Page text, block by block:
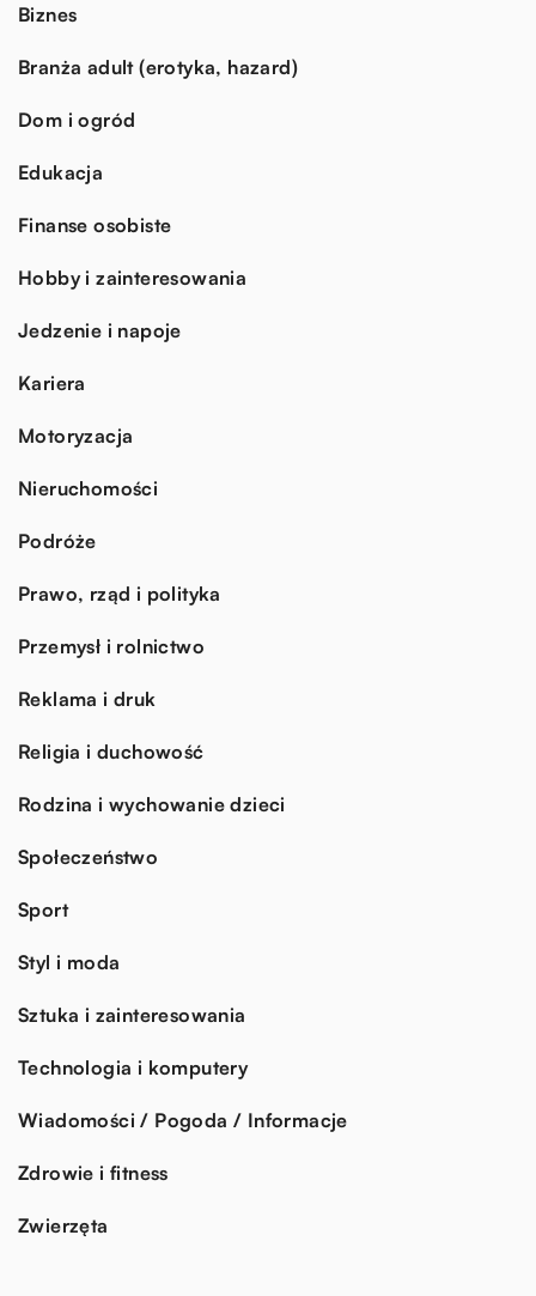
Biznes
Branża adult (erotyka, hazard)
Dom i ogród
Edukacja
Finanse osobiste
Hobby i zainteresowania
Jedzenie i napoje
Kariera
Motoryzacja
Nieruchomości
Podróże
Prawo, rząd i polityka
Przemysł i rolnictwo
Reklama i druk
Religia i duchowość
Rodzina i wychowanie dzieci
Społeczeństwo
Sport
Styl i moda
Sztuka i zainteresowania
Technologia i komputery
Wiadomości / Pogoda / Informacje
Zdrowie i fitness
Zwierzęta